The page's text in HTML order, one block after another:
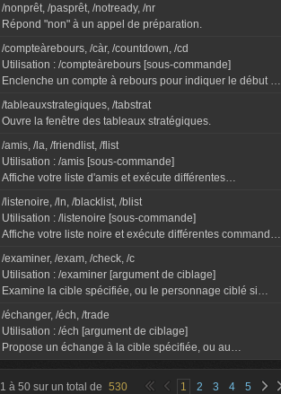
/nonprêt, /pasprêt, /notready, /nr
Répond "non" à un appel de préparation.
/compteàrebours, /càr, /countdown, /cd
Utilisation : /compteàrebours [sous-commande]
Enclenche un compte à rebours pour indiquer le début du
>> Sous-commandes :
/tableauxstrategiques, /tabstrat
Ouvre la fenêtre des tableaux stratégiques.
/amis, /la, /friendlist, /flist
Utilisation : /amis [sous-commande]
Affiche votre liste d'amis et exécute différentes
>> Sous-commandes :
ajouter (add) [argument de ciblag...
/listenoire, /ln, /blacklist, /blist
Utilisation : /listenoire [sous-commande]
Affiche votre liste noire et exécute différentes commandes
>> Sous-commandes :
ajouter (add) [argument de...
/examiner, /exam, /check, /c
Utilisation : /examiner [argument de ciblage]
Examine la cible spécifiée, ou le personnage ciblé si
aucun argument n'est saisi.
/échanger, /éch, /trade
Utilisation : /éch [argument de ciblage]
Propose un échange à la cible spécifiée, ou au
personnage ciblé si aucun argument n'est saisi.
1 à 50 sur un total de 530 1 2 3 4 5